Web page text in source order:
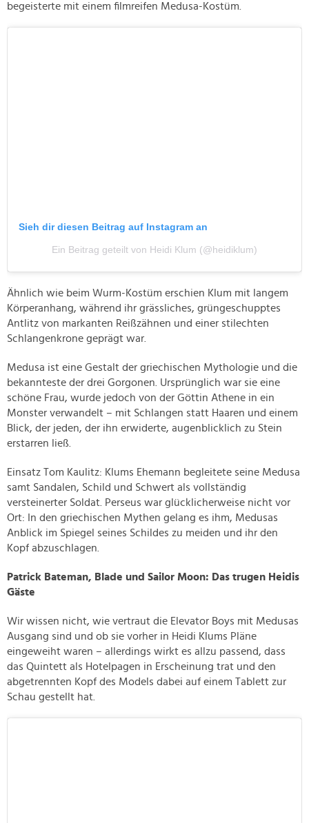
begeisterte mit einem filmreifen Medusa-Kostüm.
Sieh dir diesen Beitrag auf Instagram an
Ein Beitrag geteilt von Heidi Klum (@heidiklum)
Ähnlich wie beim Wurm-Kostüm erschien Klum mit langem
Körperanhang, während ihr grässliches, grüngeschupptes
Antlitz von markanten Reißzähnen und einer stilechten
Schlangenkrone geprägt war.
Medusa ist eine Gestalt der griechischen Mythologie und die
bekannteste der drei Gorgonen. Ursprünglich war sie eine
schöne Frau, wurde jedoch von der Göttin Athene in ein
Monster verwandelt – mit Schlangen statt Haaren und einem
Blick, der jeden, der ihn erwiderte, augenblicklich zu Stein
erstarren ließ.
Einsatz Tom Kaulitz: Klums Ehemann begleitete seine Medusa
samt Sandalen, Schild und Schwert als vollständig
versteinerter Soldat. Perseus war glücklicherweise nicht vor
Ort: In den griechischen Mythen gelang es ihm, Medusas
Anblick im Spiegel seines Schildes zu meiden und ihr den
Kopf abzuschlagen.
Patrick Bateman, Blade und Sailor Moon: Das trugen Heidis
Gäste
Wir wissen nicht, wie vertraut die Elevator Boys mit Medusas
Ausgang sind und ob sie vorher in Heidi Klums Pläne
eingeweiht waren – allerdings wirkt es allzu passend, dass
das Quintett als Hotelpagen in Erscheinung trat und den
abgetrennten Kopf des Models dabei auf einem Tablett zur
Schau gestellt hat.